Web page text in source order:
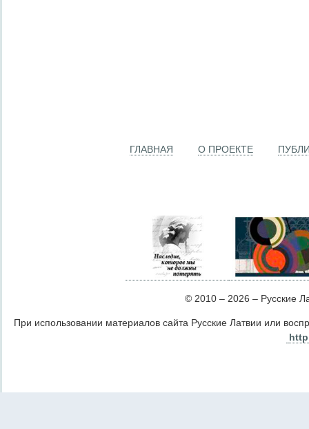
ГЛАВНАЯ О ПРОЕКТЕ
© 2010 – 2026 – Русские
При использовании материалов сайта Русские Латвии или